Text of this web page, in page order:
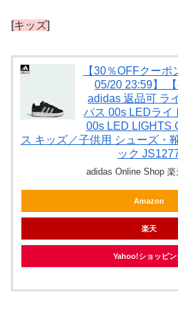
[キッズ]
【30％OFFクー
05/20 23:59】
adidas 返品可 ラ
パス 00s LEDライ
00s LED LIGHTS
ス キッズ／子供用 シューズ・
ック
adidas Online Shop
Amazon
楽天
Yahoo!ショッピン